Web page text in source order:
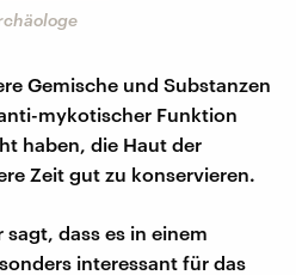
Gemische und Substanzen
mykotischer Funktion
haben, die Haut der
Zeit gut zu konservieren.
dass es in einem
interessant für das